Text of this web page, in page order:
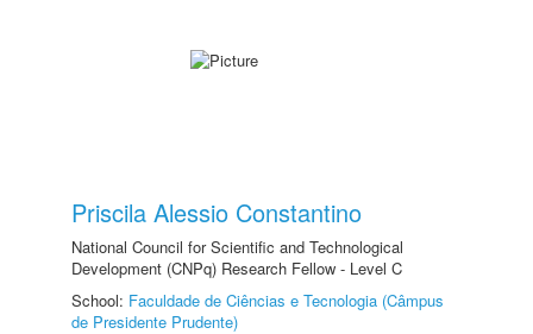
Priscila Alessio Constantino
National Council for Scientific and Technological
Development (CNPq) Research Fellow - Level C
School: Faculdade de Ciências e Tecnologia (Câmpus
de Presidente Prudente)